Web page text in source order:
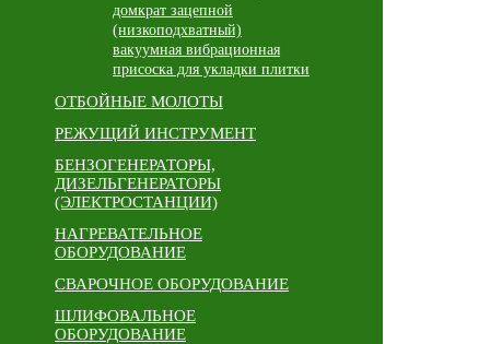
домкрат зацепной
(низкоподхватный)
вакуумная вибрационная
присоска для укладки плитки
ОТБОЙНЫЕ МОЛОТЫ
РЕЖУЩИЙ ИНСТРУМЕНТ
БЕНЗОГЕНЕРАТОРЫ,
ДИЗЕЛЬГЕНЕРАТОРЫ
(ЭЛЕКТРОСТАНЦИИ)
НАГРЕВАТЕЛЬНОЕ
ОБОРУДОВАНИЕ
СВАРОЧНОЕ ОБОРУДОВАНИЕ
ШЛИФОВАЛЬНОЕ
ОБОРУДОВАНИЕ